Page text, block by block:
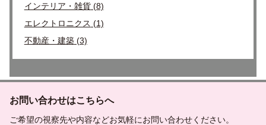
インテリア・雑貨(8)
エレクトロニクス (1)
不動産・建築(3)
お問い合わせはこちらへ
ご希望の視察先や内容などお気軽にお問い合わせください。